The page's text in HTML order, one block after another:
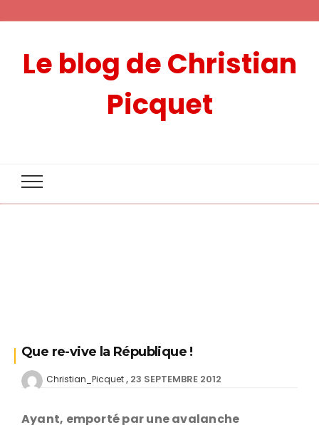
Le blog de Christian
Picquet
Que re-vive la République !
Christian_Picquet 23 SEPTEMBRE 2012
Ayant, emporté par une avalanche